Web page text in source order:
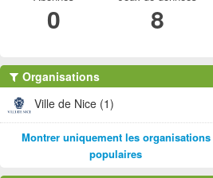
0 8
Organisations
Ville de Nice (1)
Montrer uniquement les organisations
populaires